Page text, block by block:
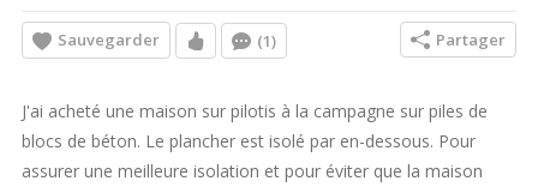
Sauvegarder (1) Partager
J'ai acheté une maison sur pilotis à la campagne sur piles de
blocs de béton. Le plancher est isolé par en-dessous. Pour
assurer une meilleure isolation et pour éviter que la maison